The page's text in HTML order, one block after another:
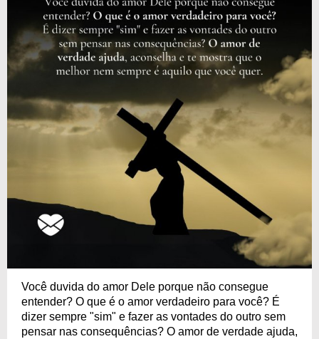
Você duvida do amor Dele porque não consegue
entender? O que é o amor verdadeiro para você? É
dizer sempre "sim" e fazer as vontades do outro sem
pensar nas consequências? O amor de verdade ajuda,